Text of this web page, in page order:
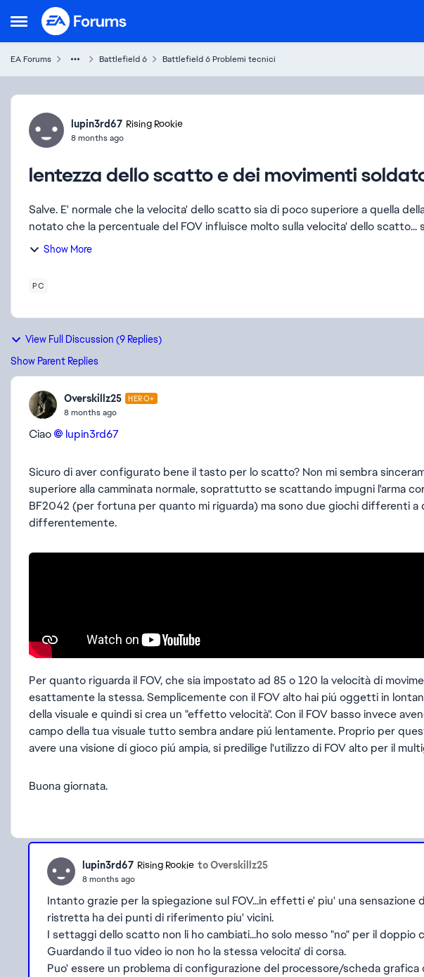
Open Side Menu
Skip to content
EA Forums Battlefield 6 Battlefield 6 Problemi tecnici
Forum Discussion
lupin3rd67 Rising Rookie
8 months ago
lentezza dello scatto e dei movimenti
Salve. E' normale che la velocita' dello scatto sia di poco superiore a quella della camminata normale? Ho anche
notato che la percentuale del FOV influisce molto sulla velocita' dello scatto...
Show More
PC
View Full Discussion (9 Replies)
Show Parent Replies
Overskillz25 HERO+
8 months ago
Ciao lupin3rd67​
Sicuro di aver configurato bene il tasto per lo scatto? Non mi sembra
superiore alla camminata normale, soprattutto se scattando impugni l'arma
BF2042 (per fortuna per quanto mi riguarda) ma sono due giochi differenti a
differentemente.
Per quanto riguarda il FOV, che sia impostato ad 85 o 120 la velocità di
esattamente la stessa. Semplicemente con il FOV alto hai piú oggetti in
della visuale e quindi si crea un "effetto velocità". Con il FOV basso invece
campo della tua visuale tutto sembra andare piú lentamente. Proprio per
avere una visione di gioco piú ampia, si predilige l'utilizzo di FOV alto per il
Buona giornata.
lupin3rd67 Rising Rookie to Overskillz25
8 months ago
Intanto grazie per la spiegazione sul FOV...in effetti e' piu' una sensazione
ristretta ha dei punti di riferimento piu' vicini.
I settaggi dello scatto non li ho cambiati...ho solo messo "no" per il doppio
Guardando il tuo video io non ho la stessa velocita' di corsa.
Puo' essere un problema di configurazione del processore/scheda grafica